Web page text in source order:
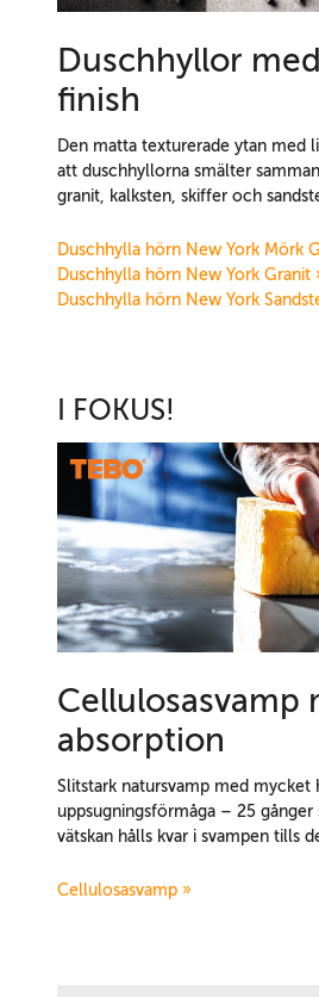
Duschhyllor
finish
Den matta texturerade ytan med
att duschhyllorna smälter
granit, kalksten, skiffer och
Duschhylla hörn New York Mörk
Duschhylla hörn New York Granit
Duschhylla hörn New York
I FOKUS!
Cellulosasvamp
absorption
Slitstark natursvamp med mycket
uppsugningsförmåga – 25
vätskan hålls kvar i svampen tills
Cellulosasvamp »